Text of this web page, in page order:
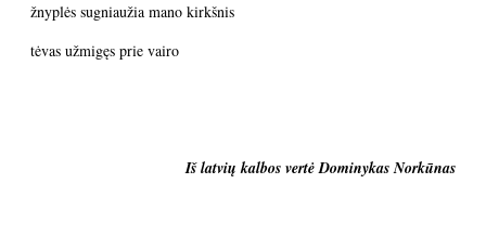
žnyplės sugniaužia mano kirkšnis
tėvas užmigęs prie vairo
Iš latvių kalbos vertė Dominykas Norkūnas